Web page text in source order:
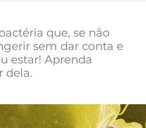
que, se não
sem dar conta e
estar! Aprenda
dela.